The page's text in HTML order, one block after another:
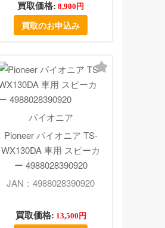
買取価格: 8,900円
買取のお申込み
パイオニア
Pioneer パイオニア TS-
WX130DA 車用 スピーカ
ー 4988028390920
JAN：4988028390920
買取価格: 13,500円